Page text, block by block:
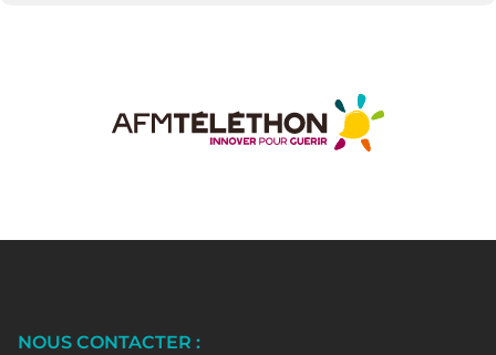
NOUS CONTACTER :